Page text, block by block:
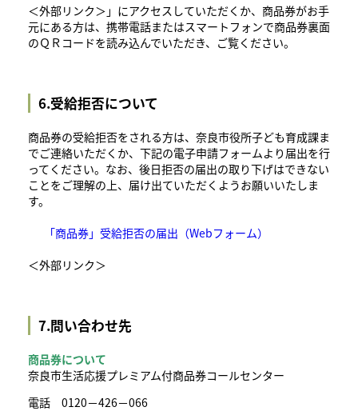
＜外部リンク＞ 」にアクセスしていただくか、商品券がお手
元にある方は、携帯電話またはスマートフォンで商品券裏面
のＱＲコードを読み込んでいただき、ご覧ください。
6.受給拒否について
商品券の受給拒否をされる方は、奈良市役所子ども育成課ま
でご連絡いただくか、下記の電子申請フォームより届出を行
ってください。なお、後日拒否の届出の取り下げはできない
ことをご理解の上、届け出ていただくようお願いいたしま
す。
「商品券」受給拒否の届出（Webフォーム）
＜外部リンク＞
7.問い合わせ先
商品券について
奈良市生活応援プレミアム付商品券コールセンター
電話 0120－426－066